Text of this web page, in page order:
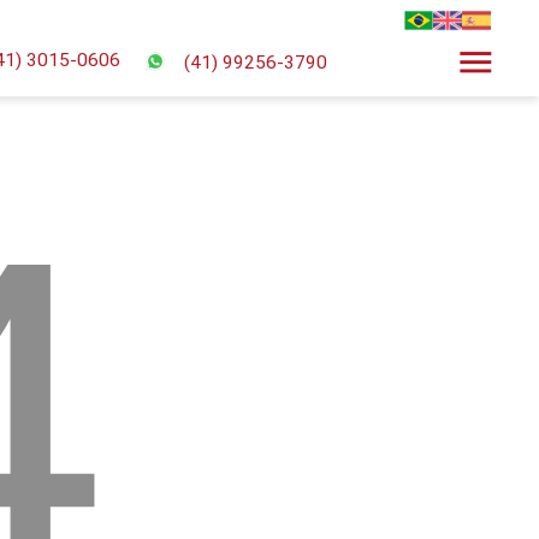
3015-0606 (41) 99256-3790 menu